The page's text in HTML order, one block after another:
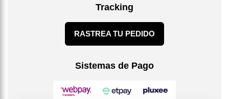
Tracking
RASTREA TU PEDIDO
Sistemas de Pago